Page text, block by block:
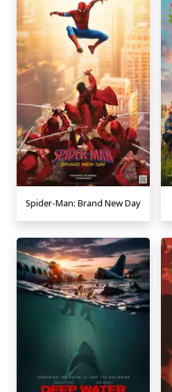
Spider-Man: Brand New Day